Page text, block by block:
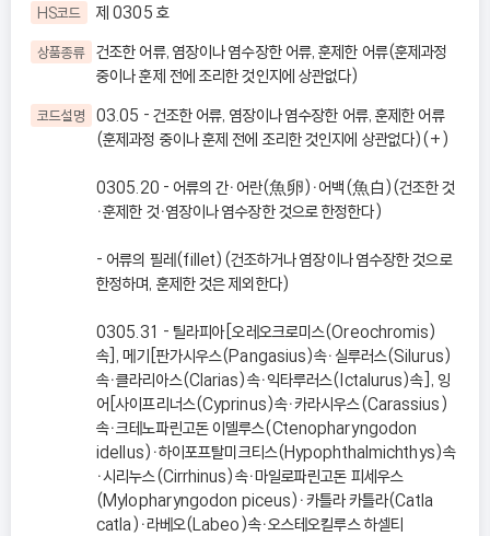
HS코드 제 0305 호
상품종류 건조한 어류, 염장이나 염수장한 어류, 훈제한 어류(훈제과정
중이나 훈제 전에 조리한 것인지에 상관없다)
코드설명
03.05 - 건조한 어류, 염장이나 염수장한 어류, 훈제한 어류
(훈제과정 중이나 훈제 전에 조리한 것인지에 상관없다)(+)
0305.20 - 어류의 간ㆍ어란(魚卵)ㆍ어백(魚白)(건조한 것
ㆍ훈제한 것ㆍ염장이나 염수장한 것으로 한정한다)
- 어류의 필레(fillet)(건조하거나 염장이나 염수장한 것으로
한정하며, 훈제한 것은 제외한다)
0305.31 - 틸라피아[오레오크로미스(Oreochromis)
속], 메기[판가시우스(Pangasius)속ㆍ실루러스(Silurus)
속ㆍ클라리아스(Clarias)속ㆍ익타루러스(Ictalurus)속], 잉
어[사이프리너스(Cyprinus)속ㆍ카라시우스(Carassius)
속ㆍ크테노파린고돈 이델루스(Ctenopharyngodon
idellus)ㆍ하이포프탈미크티스(Hypophthalmichthys)속
ㆍ시리누스(Cirrhinus)속ㆍ마일로파린고돈 피세우스
(Mylopharyngodon piceus)ㆍ카틀라 카틀라(Catla
catla)ㆍ라베오(Labeo)속ㆍ오스테오킬루스 하셀티